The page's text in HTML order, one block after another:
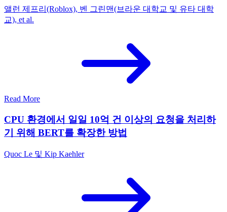
앨런 제프리(Roblox), 벤 그린맨(브라운 대학교 및 유타 대학
교), et al.
Read More
CPU 환경에서 일일 10억 건 이상의 요청을 처리하
기 위해 BERT를 확장한 방법
Quoc Le 및 Kip Kaehler